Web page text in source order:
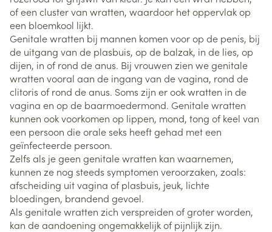
of een cluster van wratten, waardoor het oppervlak op
een bloemkool lijkt.
Genitale wratten bij mannen komen voor op de penis, bij
de uitgang van de plasbuis, op de balzak, in de lies, op
dijen, in of rond de anus. Bij vrouwen zien we genitale
wratten vooral aan de ingang van de vagina, rond de
clitoris of rond de anus. Soms zijn er ook wratten in de
vagina en op de baarmoedermond. Genitale wratten
kunnen ook voorkomen op lippen, mond, tong of keel van
een persoon die orale seks heeft gehad met een
geïnfecteerde persoon.
Zelfs als je geen genitale wratten kan waarnemen,
kunnen ze nog steeds symptomen veroorzaken, zoals:
afscheiding uit vagina of plasbuis, jeuk, lichte
bloedingen, brandend gevoel.
Als genitale wratten zich verspreiden of groter worden,
kan de aandoening ongemakkelijk of pijnlijk zijn.